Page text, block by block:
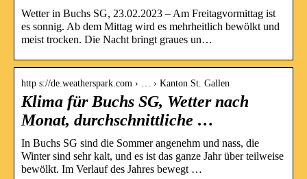
Wetter in Buchs SG, 23.02.2023 – Am Freitagvormittag ist
es sonnig. Ab dem Mittag wird es mehrheitlich bewölkt und
meist trocken. Die Nacht bringt graues un…
http s://de.weatherspark.com › … › Kanton St. Gallen
Klima für Buchs SG, Wetter nach
Monat, durchschnittliche …
In Buchs SG sind die Sommer angenehm und nass, die
Winter sind sehr kalt, und es ist das ganze Jahr über teilweise
bewölkt. Im Verlauf des Jahres bewegt …